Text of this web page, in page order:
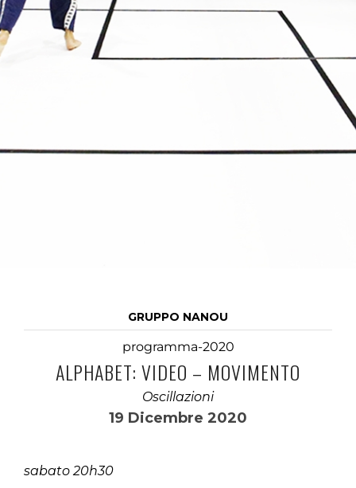
GRUPPO NANOU
programma-2020
ALPHABET: VIDEO – MOVIMENTO
Oscillazioni
19 Dicembre 2020
sabato 20h30